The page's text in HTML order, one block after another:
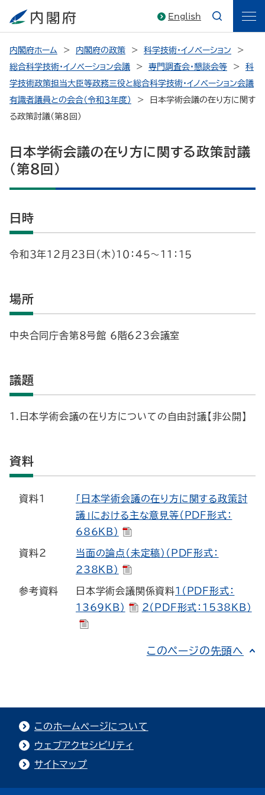
English
内閣府ホーム 内閣府の政策
科学技術・イノベーション
総合科学技術・イノベーション会議
専門調査会・懇談会等
科
学技術政策担当大臣等政務三役と総合科学技術・イノベーション会議
有識者議員との会合（令和３年度）
日本学術会議の在り方に関す
る政策討議（第８回）
日本学術会議の在り方に関する政策討議
（第８回）
日時
令和３年１２月２３日（木）１０：４５～１１：１５
場所
中央合同庁舎第８号館 ６階６２３会議室
議題
１.日本学術会議の在り方についての自由討議【非公開】
資料
資料1
「日本学術会議の在り方に関する政策討
議」における主な意見等（PDF形式：
686KB）
資料２
当面の論点（未定稿）（PDF形式：
238KB）
参考資料 日本学術会議関係資料１（PDF形式：
1369KB）
２（PDF形式：1538KB）
このページの先頭へ
このホームページについて
ウェブアクセシビリティ
サイトマップ